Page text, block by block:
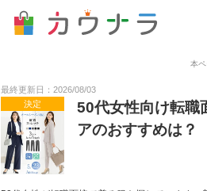
本
最終更新日：2026/08/03
決定
50代女性向け転職
アのおすすめは？